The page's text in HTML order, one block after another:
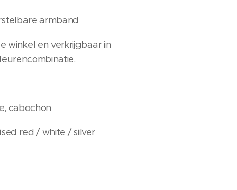
armband
winkel en verkrijgbaar in
cabochon
red / white / silver